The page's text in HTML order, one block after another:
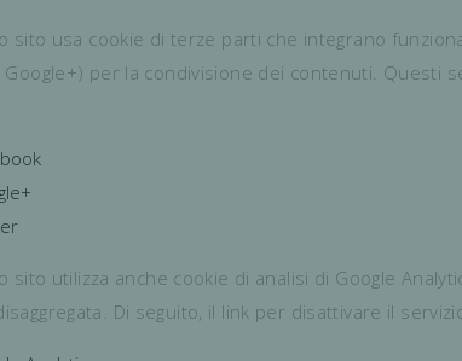
sito usa cookie di terze parti che integrano
Google+) per la condivisione dei contenuti. Questi
sito utilizza anche cookie di analisi di Google
Di seguito, il link per disattivare il